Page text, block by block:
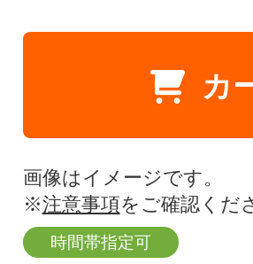
カ
画像はイメージです。
※注意事項をご確認くだ
時間帯指定可